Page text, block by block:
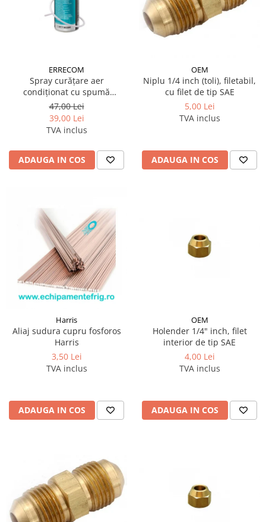
REZISTENTE DIGIVRARE
REZISTENTE SILICONICE
Ventilatoare EbmPapst
Ventilatoare WEIGUANG
Ventilatoare turbina
VENTILATOARE AXIALE
Compresoare Cubigel R134a
Compresoare Cubigel R404a
VAPORIZATOARE LU-VE
ERRECOM
Spray curățare aer
condiționat cu spumă
Evaporator Cleaner Foam 400
ml Errecom
47,00 Lei
39,00 Lei
TVA inclus
ADAUGA IN COS
OEM
Niplu 1/4 inch (toli), filetabil,
cu filet de tip SAE
5,00 Lei
TVA inclus
ADAUGA IN COS
Harris
Aliaj sudura cupru fosforos
Harris
3,50 Lei
TVA inclus
ADAUGA IN COS
OEM
Holender 1/4" inch, filet
interior de tip SAE
4,00 Lei
TVA inclus
ADAUGA IN COS